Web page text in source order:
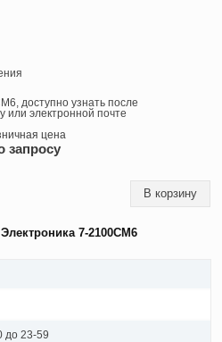
доступно узнать после
электронной почте
цена
запросу
7-2100СМ6
до 23-59